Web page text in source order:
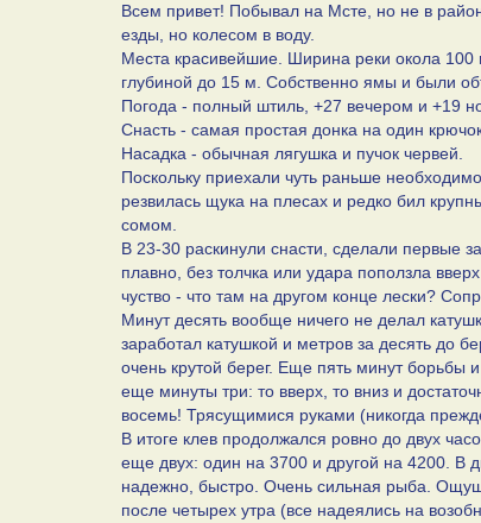
Всем привет! Побывал на Мсте, но не в
езды, но колесом в воду.
Места красивейшие. Ширина реки окола
глубиной до 15 м. Собственно ямы и были
Погода - полный штиль, +27 вечером и +19
Снасть - самая простая донка на один
Насадка - обычная лягушка и пучок червей.
Поскольку приехали чуть раньше
резвилась щука на плесах и редко бил
сомом.
В 23-30 раскинули снасти, сделали первые
плавно, без толчка или удара поползла
чуство - что там на другом конце лески?
Минут десять вообще ничего не делал
заработал катушкой и метров за десять до
очень крутой берег. Еще пять минут борьбы
еще минуты три: то вверх, то вниз и
восемь! Трясущимися руками (никогда
В итоге клев продолжался ровно до двух
еще двух: один на 3700 и другой на 4200. В
надежно, быстро. Очень сильная рыба.
после четырех утра (все надеялись на